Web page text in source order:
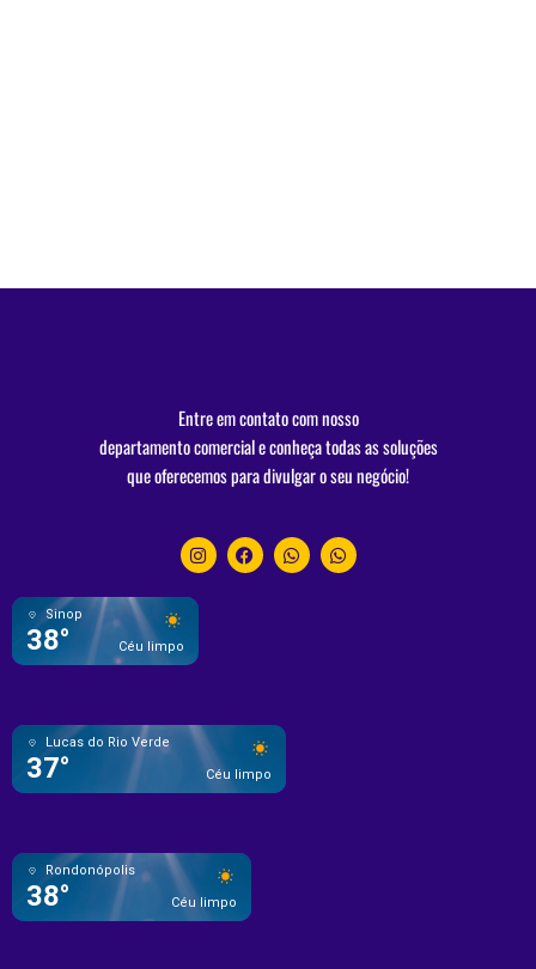
Entre em contato com nosso
departamento comercial e conheça todas as soluções
que oferecemos para divulgar o seu negócio!
Sinop
38° Céu limpo
Lucas do Rio Verde
37° Céu limpo
Rondonópolis
38° Céu limpo